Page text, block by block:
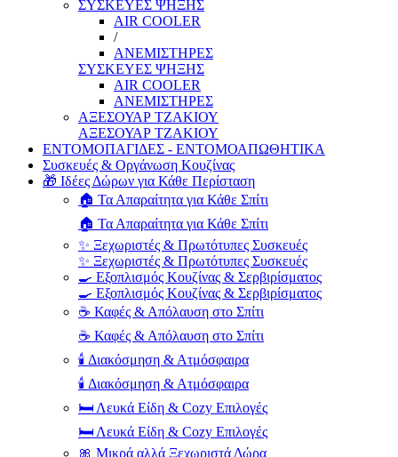
ΣΥΣΚΕΥΕΣ ΨΗΞΗΣ
AIR COOLER
/
ΑΝΕΜΙΣΤΗΡΕΣ
ΣΥΣΚΕΥΕΣ ΨΗΞΗΣ
AIR COOLER
ΑΝΕΜΙΣΤΗΡΕΣ
ΑΞΕΣΟΥΑΡ ΤΖΑΚΙΟΥ
ΑΞΕΣΟΥΑΡ ΤΖΑΚΙΟΥ
ΕΝΤΟΜΟΠΑΓΙΔΕΣ - ΕΝΤΟΜΟΑΠΩΘΗΤΙΚΑ
Συσκευές & Οργάνωση Κουζίνας
🎁 Ιδέες Δώρων για Κάθε Περίσταση
🏠 Τα Απαραίτητα για Κάθε Σπίτι
🏠 Τα Απαραίτητα για Κάθε Σπίτι
✨ Ξεχωριστές & Πρωτότυπες Συσκευές
✨ Ξεχωριστές & Πρωτότυπες Συσκευές
🍳 Εξοπλισμός Κουζίνας & Σερβιρίσματος
🍳 Εξοπλισμός Κουζίνας & Σερβιρίσματος
☕ Καφές & Απόλαυση στο Σπίτι
☕ Καφές & Απόλαυση στο Σπίτι
🕯️ Διακόσμηση & Ατμόσφαιρα
🕯️ Διακόσμηση & Ατμόσφαιρα
🛏️ Λευκά Είδη & Cozy Επιλογές
🛏️ Λευκά Είδη & Cozy Επιλογές
🎀 Μικρά αλλά Ξεχωριστά Δώρα